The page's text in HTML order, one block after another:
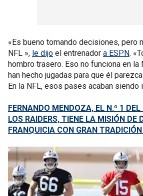
«Es bueno tomando decisiones, pero
NFL », le dijo el entrenador a ESPN.
hombro trasero. Eso no funciona en la
han hecho jugadas para que él
En la NFL, esos pases acaban siendo
FERNANDO MENDOZA, EL N.º 1
LOS RAIDERS, TIENE LA MISIÓN DE
FRANQUICIA CON GRAN